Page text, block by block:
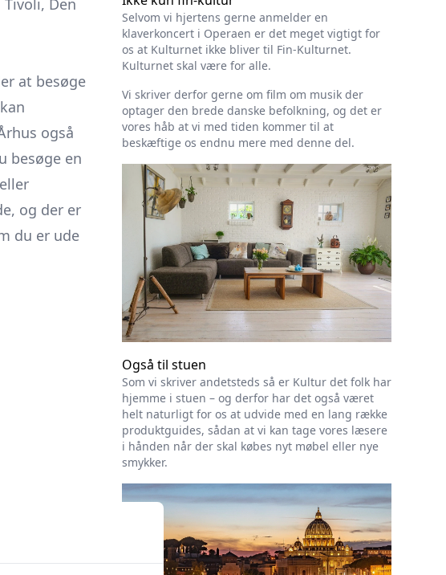
Den
at besøge
også
besøge en
og der er
du er ude
Selvom vi hjertens gerne anmelder en
klaverkoncert i Operaen er det meget vigtigt for
os at Kulturnet ikke bliver til Fin-Kulturnet.
Kulturnet skal være for alle.
Vi skriver derfor gerne om film om musik der
optager den brede danske befolkning, og det er
vores håb at vi med tiden kommer til at
beskæftige os endnu mere med denne del.
Også til stuen
Som vi skriver andetsteds så er Kultur det folk har
hjemme i stuen – og derfor har det også været
helt naturligt for os at udvide med en lang række
produktguides, sådan at vi kan tage vores læsere
i hånden når der skal købes nyt møbel eller nye
smykker.